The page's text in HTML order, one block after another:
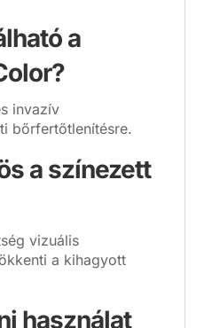
a
invazív
bőrfertőtlenítésre.
a színezett
vizuális
a kihagyott
használat